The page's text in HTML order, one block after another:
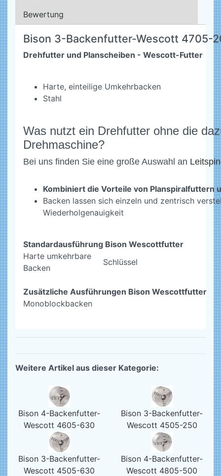
Bewertung
Bison 3-Backenfutter-Wescott 4705-
Drehfutter und Planscheiben - Wescott-Futter
Harte, einteilige Umkehrbacken
Stahl
Was nutzt ein Drehfutter ohne die
Drehmaschine?
Bei uns finden Sie eine große Auswahl an
Kombiniert die Vorteile von Planspiralfuttern
Backen lassen sich einzeln und zentrisch
Wiederholgenauigkeit
Standardausführung Bison Wescottfutter
Harte umkehrbare
Backen
Schlüssel
Zusätzliche Ausführungen Bison Wescottfutter
Monoblockbacken
Weitere Artikel aus dieser Kategorie:
Bison 4-Backenfutter-
Wescott 4605-630
Bison 3-Backenfutter-
Wescott 4505-250
Bison 3-Backenfutter-
Wescott 4505-630
Bison 4-Backenfutter-
Wescott 4805-500